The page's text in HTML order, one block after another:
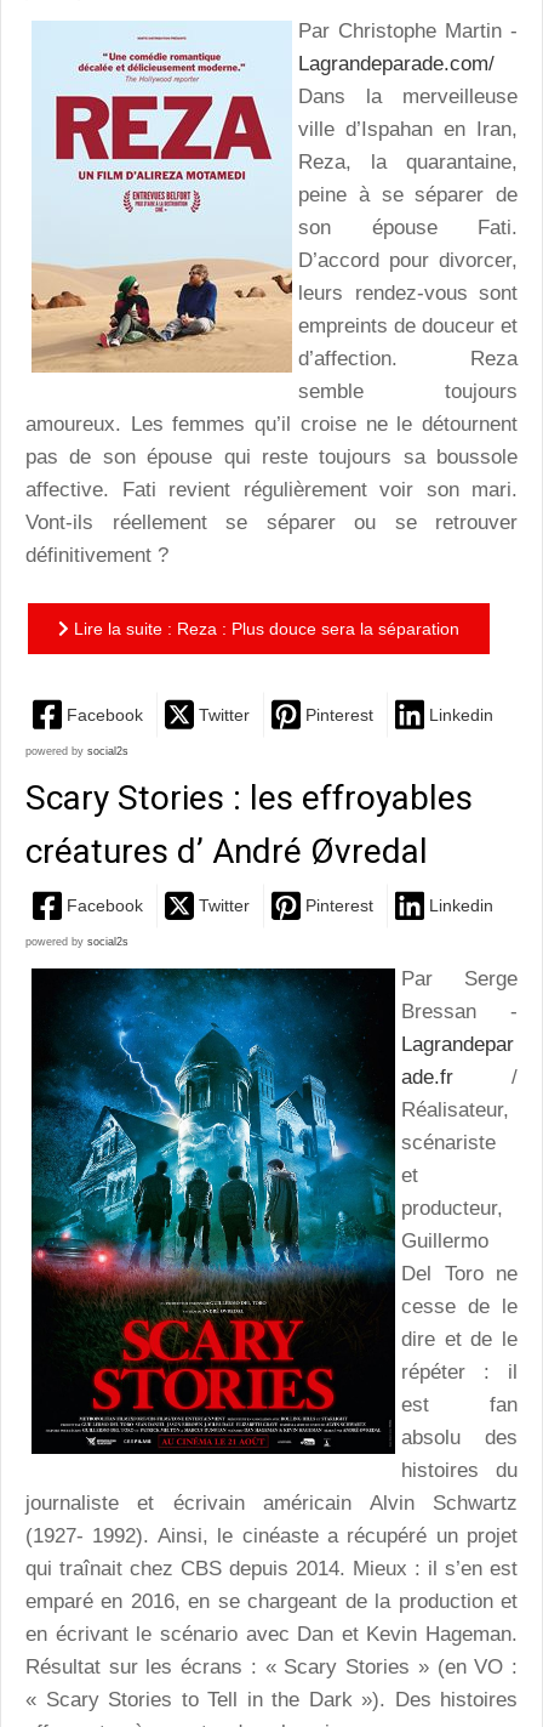
Par Christophe Martin -
Lagrandeparade.com/
Dans la merveilleuse
ville d’Ispahan en Iran,
Reza, la quarantaine,
peine à se séparer de
son épouse Fati.
D’accord pour divorcer,
leurs rendez-vous sont
empreints de douceur et
d’affection. Reza
semble toujours
amoureux. Les femmes qu’il croise ne le détournent
pas de son épouse qui reste toujours sa boussole
affective. Fati revient régulièrement voir son mari.
Vont-ils réellement se séparer ou se retrouver
définitivement ?
Lire la suite : Reza : Plus douce sera la séparation
Facebook Twitter Pinterest Linkedin
powered by social2s
Scary Stories : les effroyables
créatures d’ André Øvredal
Facebook Twitter Pinterest Linkedin
powered by social2s
Par Serge
Bressan -
Lagrandepar
ade.fr /
Réalisateur,
scénariste
et
producteur,
Guillermo
Del Toro ne
cesse de le
dire et de le
répéter : il
est fan
absolu des
histoires du
journaliste et écrivain américain Alvin Schwartz
(1927- 1992). Ainsi, le cinéaste a récupéré un projet
qui traînait chez CBS depuis 2014. Mieux : il s’en est
emparé en 2016, en se chargeant de la production et
en écrivant le scénario avec Dan et Kevin Hageman.
Résultat sur les écrans : « Scary Stories » (en VO :
« Scary Stories to Tell in the Dark »). Des histoires